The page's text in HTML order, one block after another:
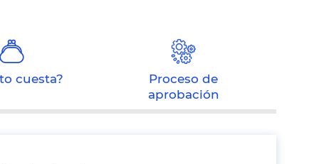
cuesta?
Proceso de
aprobación